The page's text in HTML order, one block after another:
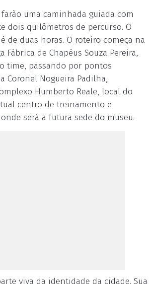
uma caminhada guiada com
dois quilômetros de percurso. O
de duas horas. O roteiro começa na
Fábrica de Chapéus Souza Pereira,
time, passando por pontos
Coronel Nogueira Padilha,
Humberto Reale, local do
centro de treinamento e
será a futura sede do museu.
viva da identidade da cidade. Sua